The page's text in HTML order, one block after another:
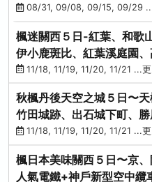
08/31, 09/08, 09/15, 09/29
楓迷關西５日-紅葉、和歌
伊小鹿斑比、紅葉溪庭園
勢龍蝦+和牛
11/18, 11/19, 11/20, 11/21 ...
秋楓丹後天空之城５日〜天
竹田城跡、出石城下町、
11/18, 11/19, 11/20, 11/21 ...
楓日本美味關西５日〜京
人氣電鐵+神戶新型空中